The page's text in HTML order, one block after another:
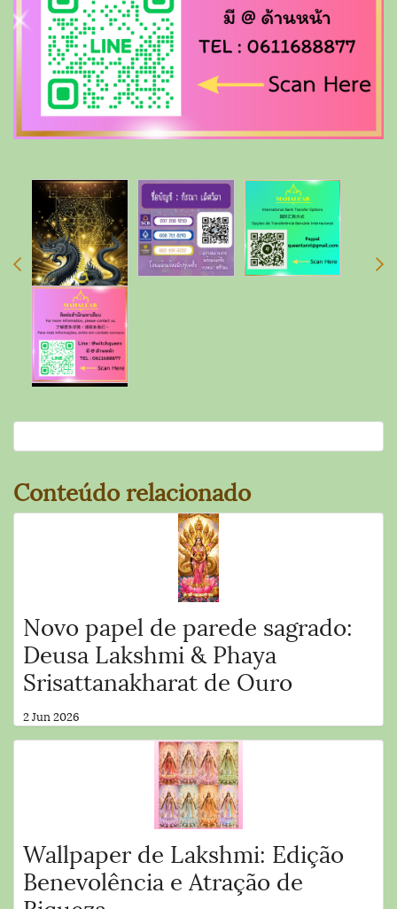
Conteúdo relacionado
Novo papel de parede sagrado:
Deusa Lakshmi & Phaya
Srisattanakharat de Ouro
2 Jun 2026
Wallpaper de Lakshmi: Edição
Benevolência e Atração de